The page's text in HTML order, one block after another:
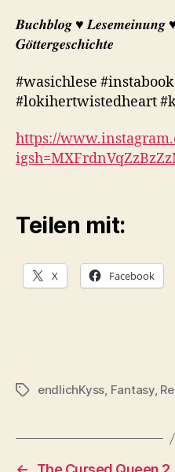
𝑩𝒖𝒄𝒉𝒃𝒍𝒐𝒈 ♥︎ 𝑳𝒆𝒔𝒆𝒎𝒆𝒊𝒏𝒖𝒏𝒈
𝑮𝒐̈𝒕𝒕𝒆𝒓𝒈𝒆𝒔𝒄𝒉𝒊𝒄𝒉𝒕𝒆
#wasichlese
#lokihertwistedheart
https://
Teilen mit:
X Facebook
Schlagwörter
endlichKyss, Fantasy,